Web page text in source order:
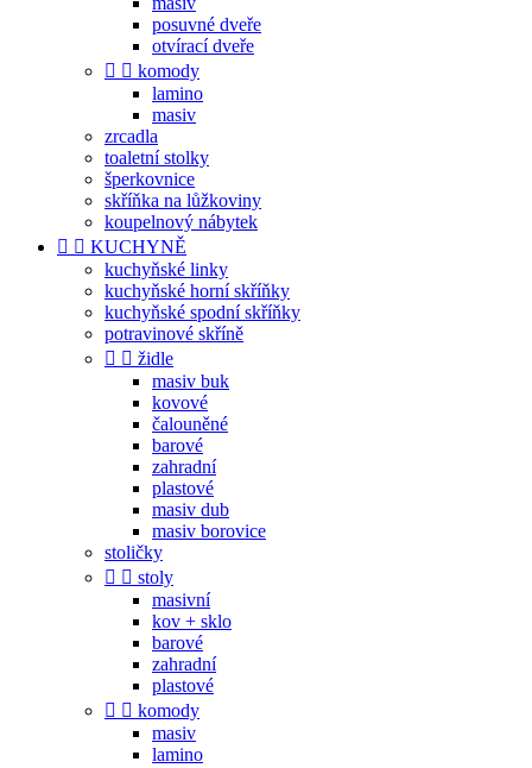
posuvné dveře
otvírací dveře
  komody
lamino
masiv
zrcadla
toaletní stolky
šperkovnice
skříňka na lůžkoviny
koupelnový nábytek
  KUCHYNĚ
kuchyňské linky
kuchyňské horní skříňky
kuchyňské spodní skříňky
potravinové skříně
  židle
masiv buk
kovové
čalouněné
barové
zahradní
plastové
masiv dub
masiv borovice
stoličky
  stoly
masivní
kov + sklo
barové
zahradní
plastové
  komody
masiv
lamino